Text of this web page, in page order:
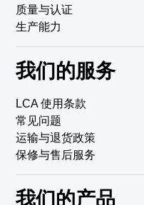
质量与认证
生产能力
我们的服务
LCA 使用条款
常见问题
运输与退货政策
保修与售后服务
我们的产品